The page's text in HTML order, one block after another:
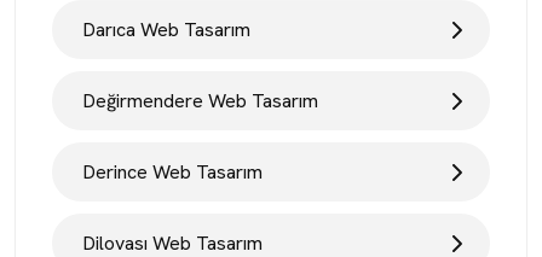
Darıca Web Tasarım
Değirmendere Web Tasarım
Derince Web Tasarım
Dilovası Web Tasarım